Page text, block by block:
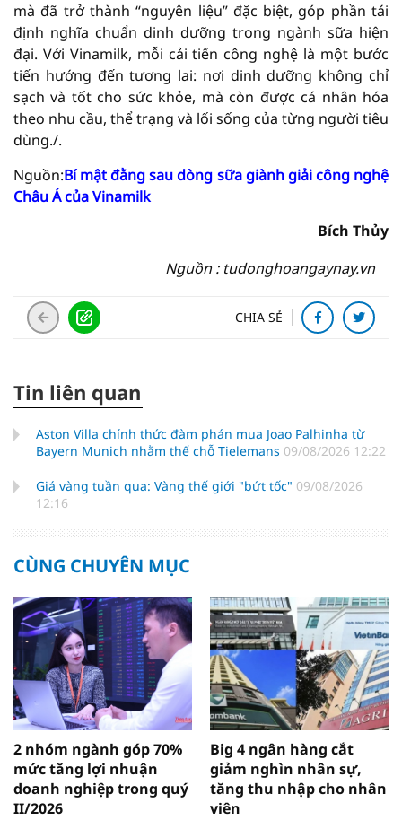
mà đã trở thành “nguyên liệu” đặc biệt, góp phần tái
định nghĩa chuẩn dinh dưỡng trong ngành sữa hiện
đại. Với Vinamilk, mỗi cải tiến công nghệ là một bước
tiến hướng đến tương lai: nơi dinh dưỡng không chỉ
sạch và tốt cho sức khỏe, mà còn được cá nhân hóa
theo nhu cầu, thể trạng và lối sống của từng người tiêu
dùng./.
Nguồn:Bí mật đằng sau dòng sữa giành giải công nghệ
Châu Á của Vinamilk
Bích Thủy
Nguồn : tudonghoangaynay.vn
CHIA SẺ
Tin liên quan
Aston Villa chính thức đàm phán mua Joao Palhinha từ
Bayern Munich nhằm thế chỗ Tielemans 09/08/2026 12:22
Giá vàng tuần qua: Vàng thế giới "bứt tốc" 09/08/2026
12:16
CÙNG CHUYÊN MỤC
2 nhóm ngành góp 70%
mức tăng lợi nhuận
doanh nghiệp trong quý
II/2026
Big 4 ngân hàng cắt
giảm nghìn nhân sự,
tăng thu nhập cho nhân
viên